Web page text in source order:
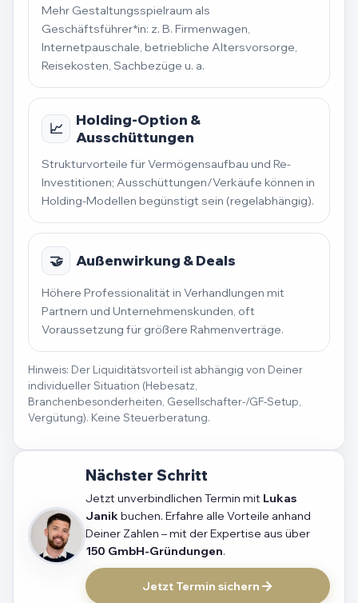
Mehr Gestaltungsspielraum als
Geschäftsführer*in: z. B. Firmenwagen,
Internetpauschale, betriebliche Altersvorsorge,
Reisekosten, Sachbezüge u. a.
📈
Holding-Option &
Ausschüttungen
Strukturvorteile für Vermögensaufbau und Re-
Investitionen; Ausschüttungen/Verkäufe können in
Holding-Modellen begünstigt sein (regelabhängig).
🤝 Außenwirkung & Deals
Höhere Professionalität in Verhandlungen mit
Partnern und Unternehmenskunden, oft
Voraussetzung für größere Rahmenverträge.
Hinweis: Der Liquiditätsvorteil ist abhängig von Deiner
individueller Situation (Hebesatz,
Branchenbesonderheiten, Gesellschafter-/GF-Setup,
Vergütung). Keine Steuerberatung.
Nächster Schritt
Jetzt unverbindlichen Termin mit Lukas
Janikbuchen. Erfahre alle Vorteile anhand
Deiner Zahlen – mit der Expertise aus über
150 GmbH-Gründungen.
Jetzt Termin sichern